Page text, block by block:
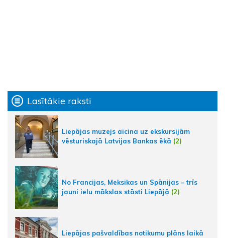
Lasītākie raksti
Liepājas muzejs aicina uz ekskursijām
vēsturiskajā Latvijas Bankas ēkā (2)
No Francijas, Meksikas un Spānijas – trīs
jauni ielu mākslas stāsti Liepājā (2)
Liepājas pašvaldības notikumu plāns laikā